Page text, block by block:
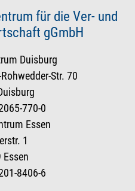
für die Ver- und
gGmbH
Duisburg
Str. 70
770-0
Essen
1
8406-6